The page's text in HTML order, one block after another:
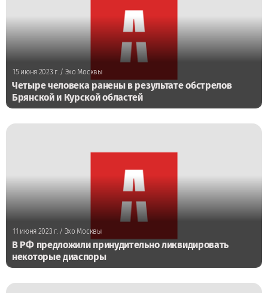
15 июня 2023 г./ Эхо Москвы
Четыре человека ранены в результате обстрелов
Брянской и Курской областей
11 июня 2023 г. / Эхо Москвы
В РФ предложили принудительно ликвидировать
некоторые диаспоры